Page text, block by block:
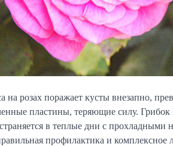
на розах поражает кусты внезапно,
пластины, теряющие силу. Грибок
в теплые дни с прохладными
профилактика и